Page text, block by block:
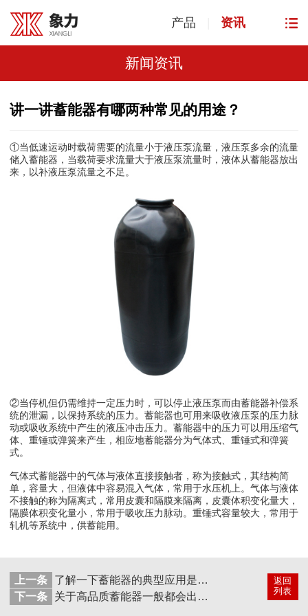
产品 资讯
新闻资讯
讲一讲蓄能器有哪两种常见的用途？
①当低速运动时载荷需要的流量小于液压泵流量，液压泵多余的流量
储入 蓄能器 ，当载荷要求流量大于液压泵流量时，液体从蓄能器放出
来，以补液压泵流量之不足。
②当停机但仍需维持一定压力时，可以停止液压泵而由蓄能器补偿系
统的泄漏，以保持系统的压力。蓄能器也可用来吸收液压泵的压力脉
动或吸收系统中产生的液压冲击压力。蓄能器中的压力可以用压缩气
体、重锤或弹簧来产生，相应地蓄能器分为气体式、重锤式和弹簧
式。
气体式蓄能器中的气体与液体直接接触者，称为接触式，其结构简
单，容量大，但液体中容易混入气体，常用于水压机上。气体与液体
不接触的称为隔离式，常用皮囊和隔膜来隔离，皮囊体积变化量大，
隔膜体积变化量小，常用于吸收压力脉动。重锤式容量较大，常用于
轧机等系统中，供蓄能用。
返回
列表
上一条
了解一下蓄能器的典型应用是什么吧！
下一条
关于高品质蓄能器一般都会出现有哪些表现问题？